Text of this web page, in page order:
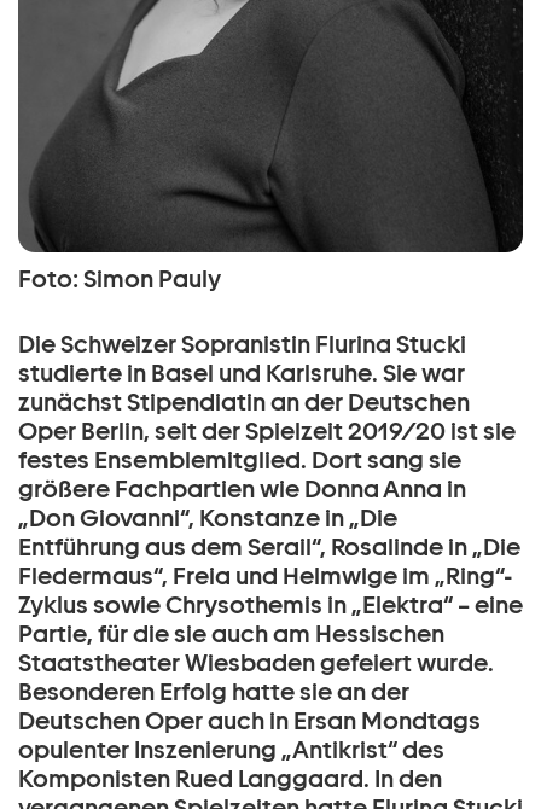
Foto: Simon Pauly
Die Schweizer Sopranistin Flurina Stucki
studierte in Basel und Karlsruhe. Sie war
zunächst Stipendiatin an der Deutschen
Oper Berlin, seit der Spielzeit 2019/20 ist sie
festes Ensemblemitglied. Dort sang sie
größere Fachpartien wie Donna Anna in
„Don Giovanni“, Konstanze in „Die
Entführung aus dem Serail“, Rosalinde in „Die
Fledermaus“, Freia und Helmwige im „Ring“-
Zyklus sowie Chrysothemis in „Elektra“ – eine
Partie, für die sie auch am Hessischen
Staatstheater Wiesbaden gefeiert wurde.
Besonderen Erfolg hatte sie an der
Deutschen Oper auch in Ersan Mondtags
opulenter Inszenierung „Antikrist“ des
Komponisten Rued Langgaard. In den